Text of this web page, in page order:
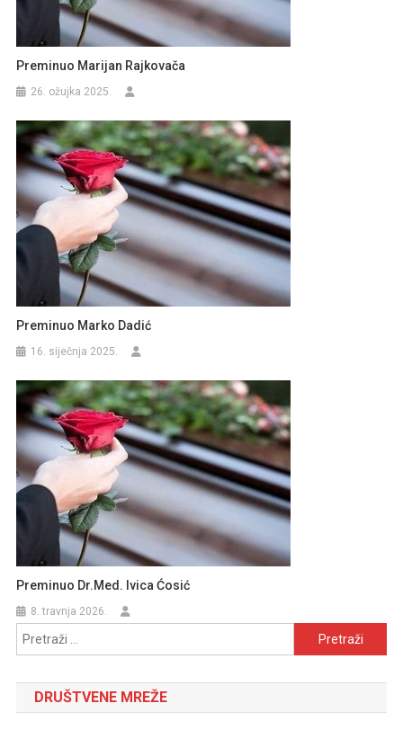
Preminuo Marijan Rajkovača
26. ožujka 2025.
Preminuo Marko Dadić
16. siječnja 2025.
Preminuo Dr.med. Ivica Ćosić
8. travnja 2026.
Pretraži:
DRUŠTVENE MREŽE